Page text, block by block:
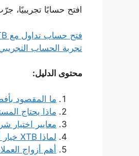
افتح حسابًا تجريبيًا،
فتح حساب تداول مع XTB
تجربة الحساب
محتوى الدليل:
ما المقصود
ماذا يحتاج
معايير اختيار
لماذا XTB خيار أول للتجربة؟
أهم أزواج